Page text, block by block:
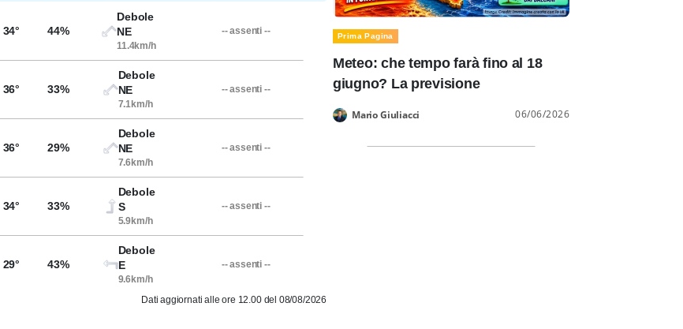
34° 44%
Debole
NE
11.4km/h
-- assenti --
36° 33%
Debole
NE
7.1km/h
-- assenti --
36° 29%
Debole
NE
7.6km/h
-- assenti --
34° 33%
Debole
S
5.9km/h
-- assenti --
29° 43%
Debole
E
9.6km/h
-- assenti --
Dati aggiornati alle ore 12.00 del 08/08/2026
Prima Pagina
Meteo: che tempo farà fino al 18
giugno? La previsione
Mario Giuliacci 06/06/2026